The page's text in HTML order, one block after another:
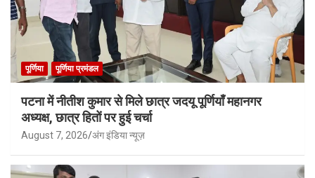
पूर्णिया पूर्णिया प्रमंडल
पटना में नीतीश कुमार से मिले छात्र जदयू पूर्णियाँ महानगर
अध्यक्ष, छात्र हितों पर हुई चर्चा
August 7, 2026 अंग इंडिया न्यूज़